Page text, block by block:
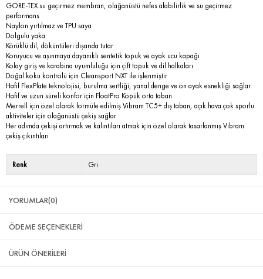
GORE-TEX su geçirmez membran, olağanüstü nefes alabilirlik ve su geçirmez
performans
Naylon yırtılmaz ve TPU saya
Dolgulu yaka
Körüklü dil, döküntüleri dışarıda tutar
Koruyucu ve aşınmaya dayanıklı sentetik topuk ve ayak ucu kapağı
Kolay giriş ve karabina uyumluluğu için çift topuk ve dil halkaları
Doğal koku kontrolü için Cleansport NXT ile işlenmiştir
Hafif FlexPlate teknolojisi, burulma sertliği, yanal denge ve ön ayak esnekliği sağlar.
Hafif ve uzun süreli konfor için FloatPro Köpük orta taban
Merrell için özel olarak formüle edilmiş Vibram TC5+ dış taban, açık hava çok sporlu
aktiviteler için olağanüstü çekiş sağlar
Her adımda çekişi artırmak ve kalıntıları atmak için özel olarak tasarlanmış Vibram
çekiş çıkıntıları
Renk Gri
YORUMLAR(0)
ÖDEME SEÇENEKLERI
ÜRÜN ÖNERILERI